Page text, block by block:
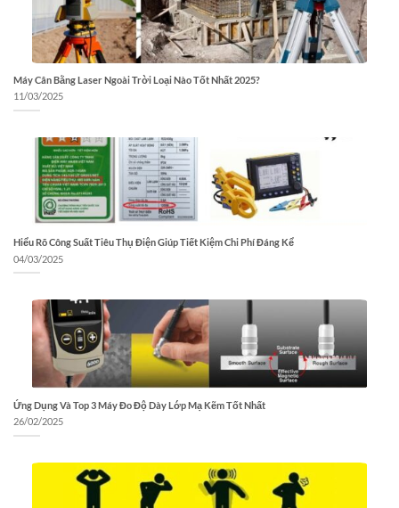
Máy Cân Bằng Laser Ngoài Trời Loại Nào Tốt Nhất 2025?
11/03/2025
Hiểu Rõ Công Suất Tiêu Thụ Điện Giúp Tiết Kiệm Chi Phí Đáng Kể
04/03/2025
Ứng Dụng Và Top 3 Máy Đo Độ Dày Lớp Mạ Kẽm Tốt Nhất
26/02/2025